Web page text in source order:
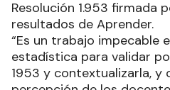
Resolución 1.953 firmada
resultados de Aprender.
“Es un trabajo impecable
estadística para validar
1953 y contextualizarla, y